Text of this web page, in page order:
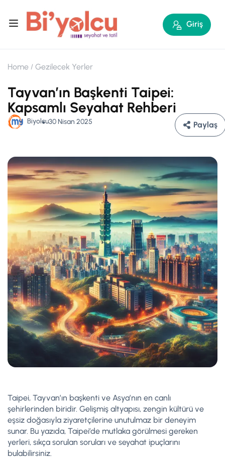
Giriş
Home Gezilecek Yerler
Tayvan’ın Başkenti Taipei:
Kapsamlı Seyahat Rehberi
Biyolcu30 Nisan 2025 Paylaş
Taipei, Tayvan’ın başkenti ve Asya’nın en canlı
şehirlerinden biridir. Gelişmiş altyapısı, zengin kültürü ve
eşsiz doğasıyla ziyaretçilerine unutulmaz bir deneyim
sunar. Bu yazıda, Taipei’de mutlaka görülmesi gereken
yerleri, sıkça sorulan soruları ve seyahat ipuçlarını
bulabilirsiniz.